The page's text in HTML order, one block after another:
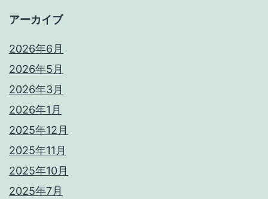
アーカイブ
2026年6月
2026年5月
2026年3月
2026年1月
2025年12月
2025年11月
2025年10月
2025年7月